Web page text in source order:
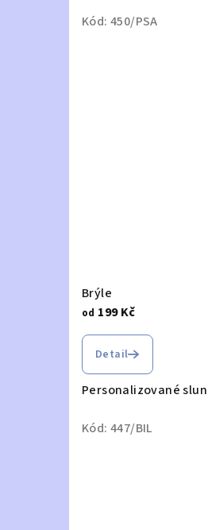
Kód: 450/PSA
Brýle
od 199 Kč
Průměrné
hodnocení
produktu
je
z
Detail
Personalizované
Kód: 447/BIL